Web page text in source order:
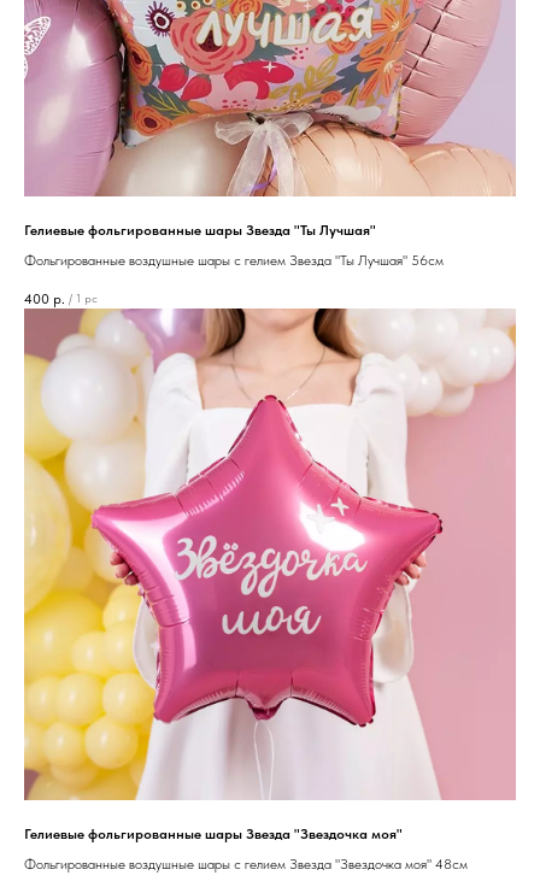
Гелиевые фольгированные шары Звезда "Ты Лучшая"
Фольгированные воздушные шары с гелием Звезда "Ты Лучшая" 56см
400 р. / 1 pc
Гелиевые фольгированные шары Звезда "Звездочка моя"
Фольгированные воздушные шары с гелием Звезда "Звездочка моя" 48см